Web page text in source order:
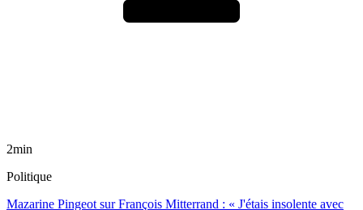
2min
Politique
Mazarine Pingeot sur François Mitterrand : « J'étais insolente avec